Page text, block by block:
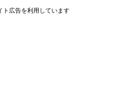
ト広告を利用しています